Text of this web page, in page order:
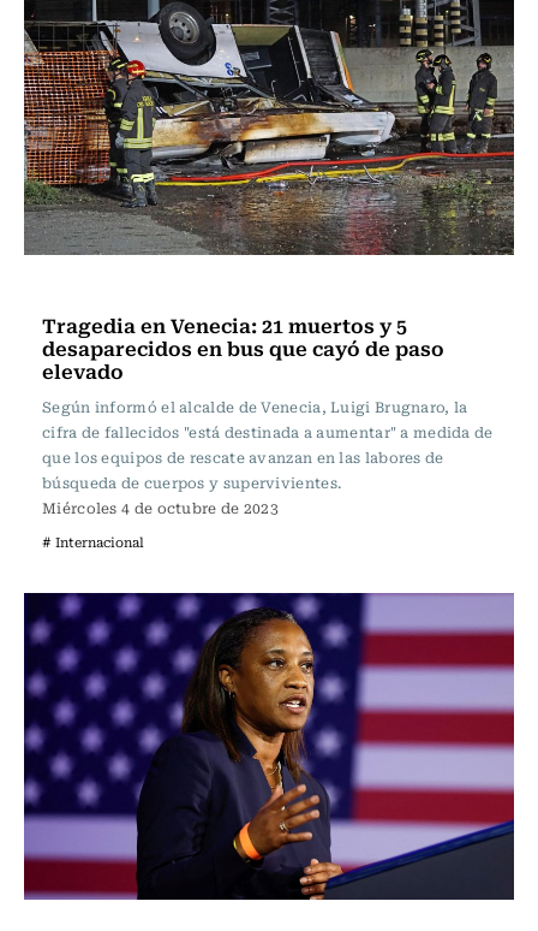
Tragedia en Venecia: 21 muertos y 5
desaparecidos en bus que cayó de paso
elevado
Según informó el alcalde de Venecia, Luigi Brugnaro, la
cifra de fallecidos "está destinada a aumentar" a medida de
que los equipos de rescate avanzan en las labores de
búsqueda de cuerpos y supervivientes.
Miércoles 4 de octubre de 2023
# Internacional